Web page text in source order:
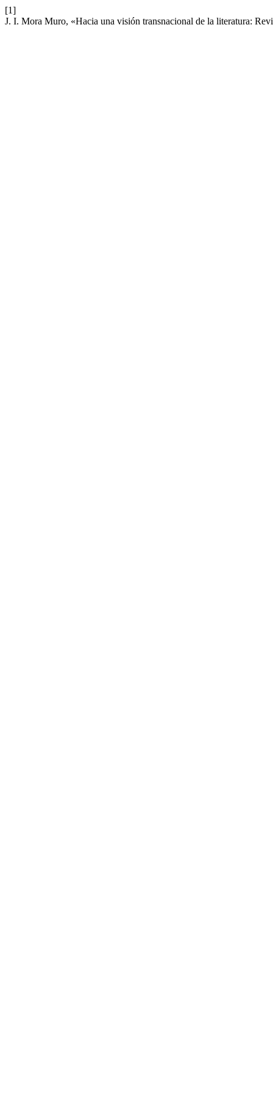
[1]
J. I. Mora Muro, «Hacia una visión transnacional de la literatura: